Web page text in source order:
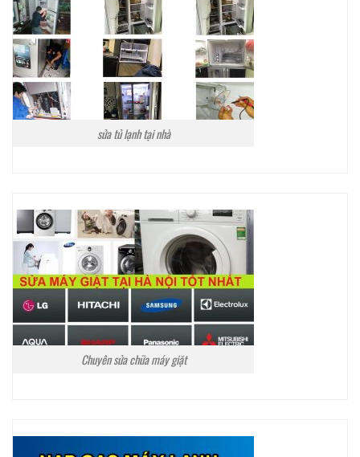
sửa tủ lạnh tại nhà
Chuyên sửa chữa máy giặt